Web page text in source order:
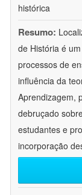
histórica
Resumo:
de História é
processos de
influência da
Aprendizagem,
debruçado
estudantes e
incorporação